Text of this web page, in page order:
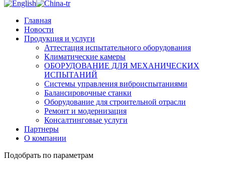
Главная
Новости
Продукция и услуги
Аттестация испытательного оборудования
Климатические камеры
ОБОРУДОВАНИЕ ДЛЯ МЕХАНИЧЕСКИХ
ИСПЫТАНИЙ
Системы управления виброиспытаниями
Балансировочные станки
Оборудование для строительной отрасли
Ремонт и модернизация
Консалтинговые услуги
Партнеры
О компании
Подобрать по параметрам